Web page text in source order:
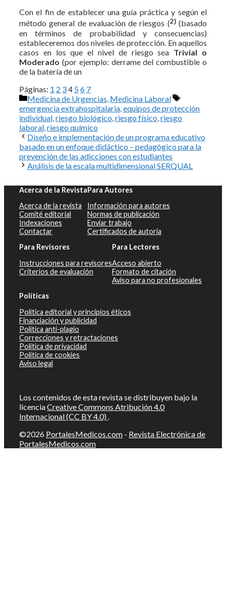
Con el fin de establecer una guía práctica y según el
método general de evaluación de riesgos (2)(basado
en términos de probabilidad y consecuencias)
estableceremos dos niveles de protección. En aquellos
casos en los que el nivel de riesgo sea Trivial o
Moderado (por ejemplo: derrame del combustible o
de la batería de un
Páginas: 1 2 34 56 7
Categorías
Medicina de Urgencias Medicina Laboral
Etiquetas
emergencia extrahospitalaria equipos de protección
individual riesgo biológico riesgo físico riesgo
laboral riesgo químico
Diseño e implementación de un programa educativo
basado en un enfoque didáctico – pedagógico para la
prevención de las adicciones con estudiantes
Análisis de la escala multidimensional SERQUAL
Acerca de la Revista
Acerca de la revista
Comité editorial
Indexaciones
Contactar
Para Autores
Información para autores
Normas de publicación
Enviar trabajo
Certificados de autoría
Para Revisores
Instrucciones para revisores
Criterios de evaluación
Para Lectores
Acceso abierto
Formato de citación
Aviso para no profesionales
Políticas
Política editorial y principios éticos
Financiación y publicidad
Política anti-plagio
Correcciones y retractaciones
Política de privacidad
Política de cookies
Aviso legal
Los contenidos de esta revista se distribuyen bajo la
licenciaCreative Commons Atribución 4.0
Internacional (CC BY 4.0) .
©2026 PortalesMedicos.com - Revista Electrónica de
PortalesMedicos.com